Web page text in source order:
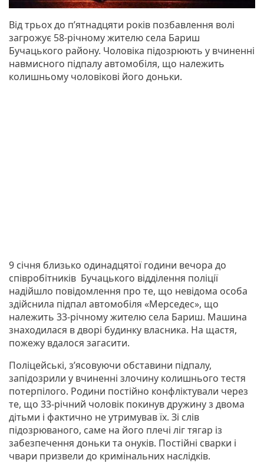
Від трьох до п’ятнадцяти років позбавлення волі
загрожує 58-річному жителю села Бариш
Бучацького району. Чоловіка підозрюють у вчиненні
навмисного підпалу автомобіля, що належить
колишньому чоловікові його доньки.
9 січня близько одинадцятої години вечора до
співробітників Бучацького відділення поліції
надійшло повідомлення про те, що невідома особа
здійснила підпал автомобіля «Мерседес», що
належить 33-річному жителю села Бариш. Машина
знаходилася в дворі будинку власника. На щастя,
пожежу вдалося загасити.
Поліцейські, з’ясовуючи обставини підпалу,
запідозрили у вчиненні злочину колишнього тестя
потерпілого. Родини постійно конфліктували через
те, що 33-річний чоловік покинув дружину з двома
дітьми і фактично не утримував їх. Зі слів
підозрюваного, саме на його плечі ліг тягар із
забезпечення доньки та онуків. Постійні сварки і
чвари призвели до кримінальних наслідків.